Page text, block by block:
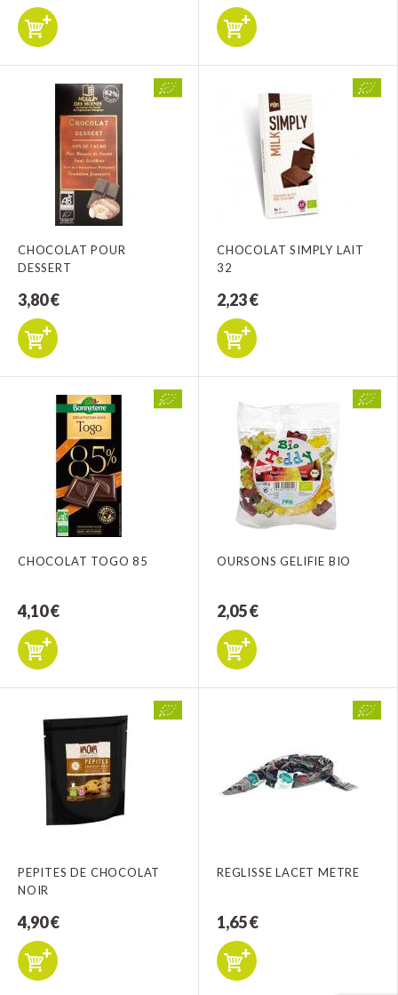
CHOCOLAT POUR
DESSERT
3,80 €
CHOCOLAT SIMPLY LAIT
32
2,23 €
CHOCOLAT TOGO 85
4,10 €
OURSONS GELIFIE BIO
2,05 €
PEPITES DE CHOCOLAT
NOIR
4,90 €
REGLISSE LACET METRE
1,65 €